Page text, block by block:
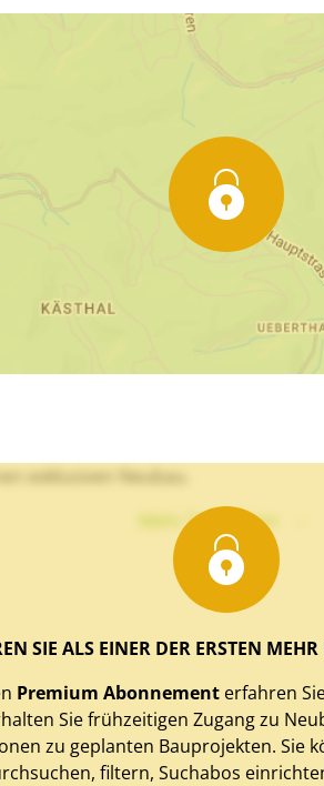
exklusiven Neubau.
Mehr Text sehen
SIE ALS EINER DER ERSTEN
Premium Abonnement erfahren
Sie frühzeitigen Zugang zu
zu geplanten Bauprojekten. Sie
filtern, Suchabos